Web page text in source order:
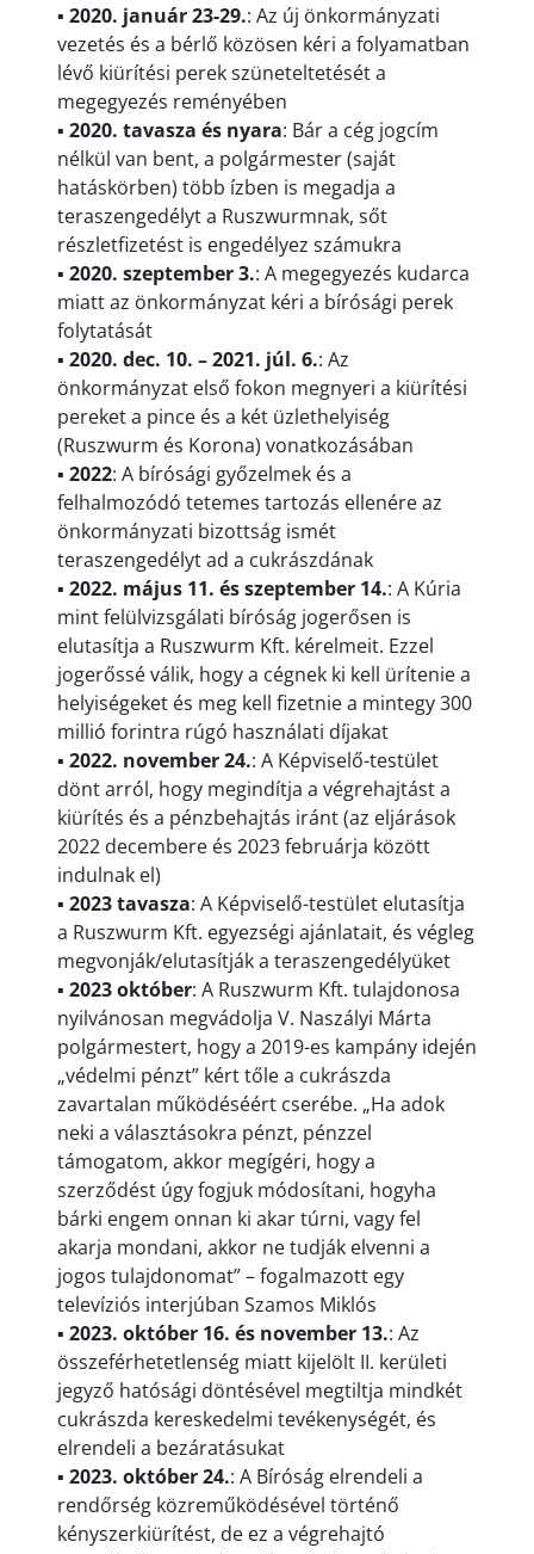
▪ 2020. január 23-29.: Az új önkormányzati
vezetés és a bérlő közösen kéri a folyamatban
lévő kiürítési perek szüneteltetését a
megegyezés reményében
▪ 2020. tavasza és nyara: Bár a cég jogcím
nélkül van bent, a polgármester (saját
hatáskörben) több ízben is megadja a
teraszengedélyt a Ruszwurmnak, sőt
részletfizetést is engedélyez számukra
▪ 2020. szeptember 3.: A megegyezés kudarca
miatt az önkormányzat kéri a bírósági perek
folytatását
▪ 2020. dec. 10. – 2021. júl. 6.: Az
önkormányzat első fokon megnyeri a kiürítési
pereket a pince és a két üzlethelyiség
(Ruszwurm és Korona) vonatkozásában
▪ 2022: A bírósági győzelmek és a
felhalmozódó tetemes tartozás ellenére az
önkormányzati bizottság ismét
teraszengedélyt ad a cukrászdának
▪ 2022. május 11. és szeptember 14.: A Kúria
mint felülvizsgálati bíróság jogerősen is
elutasítja a Ruszwurm Kft. kérelmeit. Ezzel
jogerőssé válik, hogy a cégnek ki kell ürítenie a
helyiségeket és meg kell fizetnie a mintegy 300
millió forintra rúgó használati díjakat
▪ 2022. november 24.: A Képviselő-testület
dönt arról, hogy megindítja a végrehajtást a
kiürítés és a pénzbehajtás iránt (az eljárások
2022 decembere és 2023 februárja között
indulnak el)
▪ 2023 tavasza: A Képviselő-testület elutasítja
a Ruszwurm Kft. egyezségi ajánlatait, és végleg
megvonják/elutasítják a teraszengedélyüket
▪ 2023 október: A Ruszwurm Kft. tulajdonosa
nyilvánosan megvádolja V. Naszályi Márta
polgármestert, hogy a 2019-es kampány idején
„védelmi pénzt” kért tőle a cukrászda
zavartalan működéséért cserébe. „Ha adok
neki a választásokra pénzt, pénzzel
támogatom, akkor megígéri, hogy a
szerződést úgy fogjuk módosítani, hogyha
bárki engem onnan ki akar túrni, vagy fel
akarja mondani, akkor ne tudják elvenni a
jogos tulajdonomat” – fogalmazott egy
televíziós interjúban Szamos Miklós
▪ 2023. október 16. és november 13.: Az
összeférhetetlenség miatt kijelölt II. kerületi
jegyző hatósági döntésével megtiltja mindkét
cukrászda kereskedelmi tevékenységét, és
elrendeli a bezáratásukat
▪ 2023. október 24.: A Bíróság elrendeli a
rendőrség közreműködésével történő
kényszerkiürítést, de ez a végrehajtó